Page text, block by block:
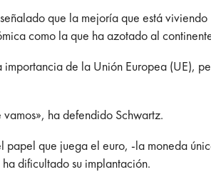
que la mejoría que está viviendo
como la que ha azotado al
de la Unión Europea (UE),
ha defendido Schwartz.
que juega el euro, -la moneda
dificultado su implantación.